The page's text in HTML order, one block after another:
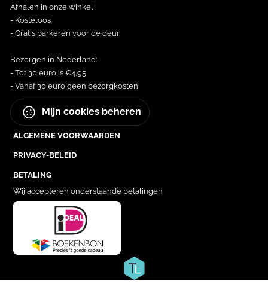
Afhalen in onze winkel
- Kosteloos
- Gratis parkeren voor de deur
Bezorgen in Nederland:
- Tot 30 euro is €4,95
- Vanaf 30 euro geen bezorgkosten
Mijn cookies beheren
ALGEMENE VOORWAARDEN
PRIVACY-BELEID
BETALING
Wij accepteren onderstaande betalingen